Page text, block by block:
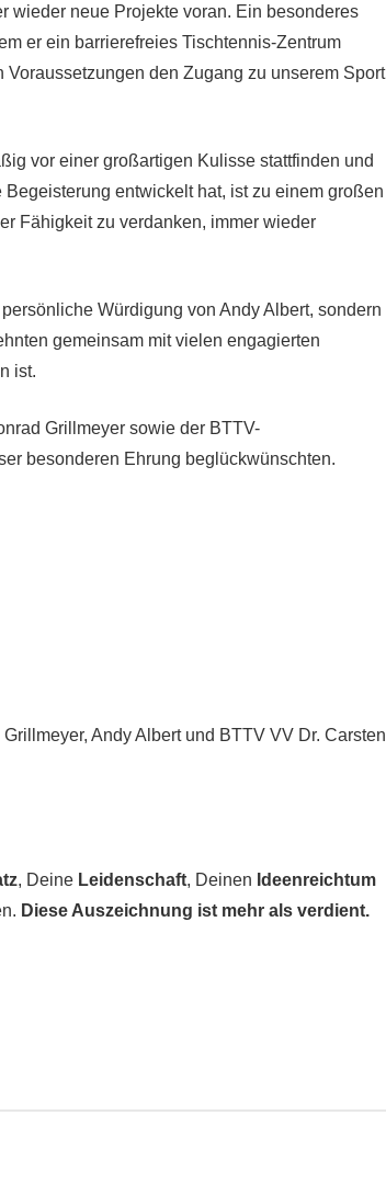
wieder neue Projekte voran. Ein besonderes
er ein barrierefreies Tischtennis-Zentrum
den Zugang zu unserem Sport
vor einer großartigen Kulisse stattfinden und
entwickelt hat, ist zu einem großen
Fähigkeit zu verdanken, immer wieder
Würdigung von Andy Albert, sondern
gemeinsam mit vielen engagierten
ist.
Grillmeyer sowie der BTTV-
besonderen Ehrung beglückwünschten.
Andy Albert und BTTV VV Dr. Carsten
, Deine Leidenschaft, Deinen Ideenreichtum
Diese Auszeichnung ist mehr als verdient.